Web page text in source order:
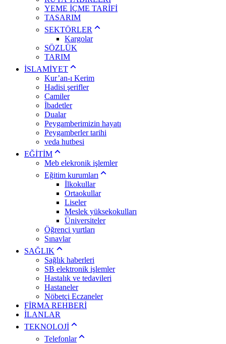
YEME İÇME TARİFİ
TASARIM
SEKTÖRLER
Kargolar
SÖZLÜK
TARIM
İSLAMİYET
Kur’an-ı Kerim
Hadisi şerifler
Camiler
İbadetler
Dualar
Peygamberimizin hayatı
Peygamberler tarihi
veda hutbesi
EĞİTİM
Meb elekronik işlemler
Eğitim kurumları
İlkokullar
Ortaokullar
Liseler
Meslek yüksekokulları
Üniversiteler
Öğrenci yurtları
Sınavlar
SAĞLIK
Sağlık haberleri
SB elektronik işlemler
Hastalık ve tedavileri
Hastaneler
Nöbetçi Eczaneler
FİRMA REHBERİ
İLANLAR
TEKNOLOJİ
Telefonlar